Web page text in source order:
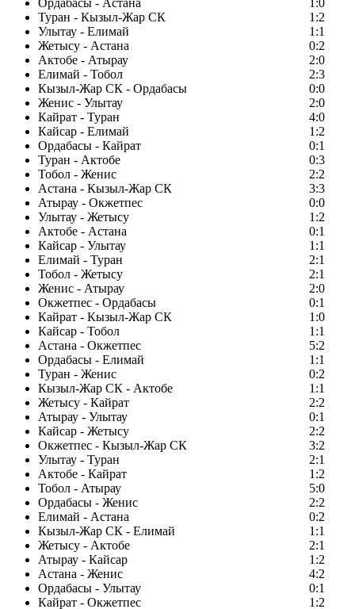
Ордабасы - Астана
1:0
Туран - Кызыл-Жар СК
1:2
Улытау - Елимай
1:1
Жетысу - Астана
0:2
Актобе - Атырау
2:0
Елимай - Тобол
2:3
Кызыл-Жар СК - Ордабасы
0:0
Женис - Улытау
2:0
Кайрат - Туран
4:0
Кайсар - Елимай
1:2
Ордабасы - Кайрат
0:1
Туран - Актобе
0:3
Тобол - Женис
2:2
Астана - Кызыл-Жар СК
3:3
Атырау - Окжетпес
0:0
Улытау - Жетысу
1:2
Актобе - Астана
0:1
Кайсар - Улытау
1:1
Елимай - Туран
2:1
Тобол - Жетысу
2:1
Женис - Атырау
2:0
Окжетпес - Ордабасы
0:1
Кайрат - Кызыл-Жар СК
1:0
Кайсар - Тобол
1:1
Астана - Окжетпес
5:2
Ордабасы - Елимай
1:1
Туран - Женис
0:2
Кызыл-Жар СК - Актобе
1:1
Жетысу - Кайрат
2:2
Атырау - Улытау
0:1
Кайсар - Жетысу
2:2
Окжетпес - Кызыл-Жар СК
3:2
Улытау - Туран
2:1
Актобе - Кайрат
1:2
Тобол - Атырау
5:0
Ордабасы - Женис
2:2
Елимай - Астана
0:2
Кызыл-Жар СК - Елимай
1:1
Жетысу - Актобе
2:1
Атырау - Кайсар
1:2
Астана - Женис
4:2
Ордабасы - Улытау
0:1
Кайрат - Окжетпес
1:2